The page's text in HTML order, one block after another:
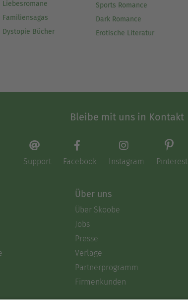
Liebesromane
Familiensagas
Dystopie Bücher
Sports Romance
Dark Romance
Erotische Literatur
Bleibe mit uns in Kontakt
Support Facebook Instagram Pinterest
Über uns
Über Skoobe
Jobs
Presse
Verlage
Partnerprogramm
Firmenkunden